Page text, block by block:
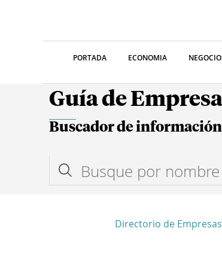
PORTADA ECONOMIA
Guía de
Buscador de información
Directorio de Empresas